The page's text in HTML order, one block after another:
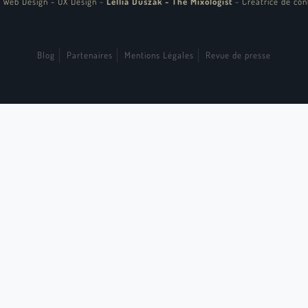
Blog Partenaires Mentions Légales Revue de presse